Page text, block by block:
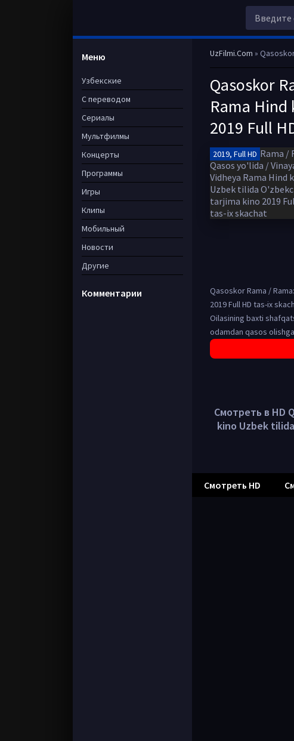
UzFilmi.Com » Qasoskor
Qasoskor
Rama
2019 Full
2019, Full HD
Qasoskor Rama /
2019 Full HD tas-ix
Oilasining baxti
odamdan qasos
Смотреть в HD
kino Uzbek
Смотреть HD
Меню
Узбекские
С переводом
Сериалы
Мультфилмы
Концерты
Программы
Игры
Клипы
Мобильный
Новости
Другие
Комментарии